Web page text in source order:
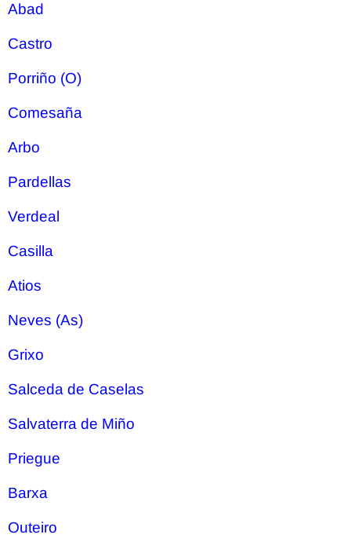
Abad
Castro
Porriño (O)
Comesaña
Arbo
Pardellas
Verdeal
Casilla
Atios
Neves (As)
Grixo
Salceda de Caselas
Salvaterra de Miño
Priegue
Barxa
Outeiro